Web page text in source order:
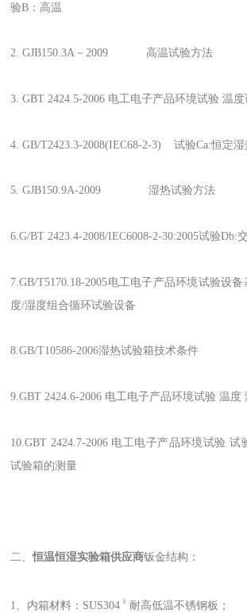
验B：高温
2. GJB150.3A－2009 高温试验方法
3. GBT 2424.5-2006 电工电子产品环境试验 温
4. GB/T2423.3-2008(IEC68-2-3) 试验Ca:恒定
5. GJB150.9A-2009 湿热试验方法
6.G/BT 2423.4-2008/IEC6008-2-30:2005试验Db:
7.GB/T5170.18-2005电工电子产品环境试验设
度/湿度组合循环试验设备
8.GB/T10586-2006湿热试验箱技术条件
9.GBT 2424.6-2006 电工电子产品环境试验 温度
10.GBT 2424.7-2006 电工电子产品环境试验
试验箱的测量
二、恒温恒湿实验箱供应商钣金结构：
1、内箱材料：SUS304 ﹟ 耐高低温不锈钢板；